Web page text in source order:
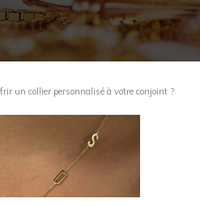
un collier personnalisé à votre conjoint ?